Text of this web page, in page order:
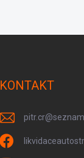
KONTAKT
pitr.cr@